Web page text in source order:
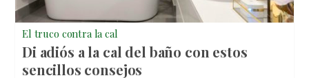
El truco contra la cal
Di adiós a la cal del baño con estos
sencillos consejos